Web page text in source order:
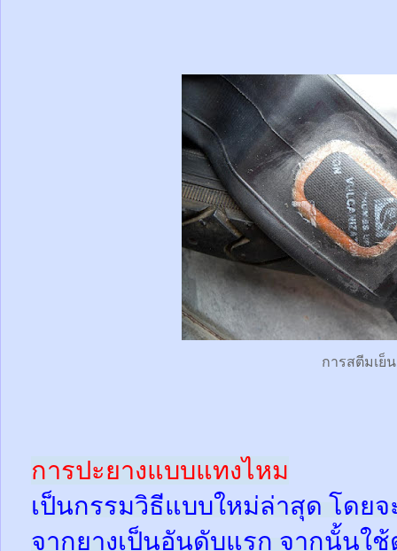
การสตีมเย็น
การปะยางแบบแทงไหม
เป็นกรรมวิธีแบบใหม่ล่าสุด โดย
จากยางเป็นอันดับแรก จากนั้นใ